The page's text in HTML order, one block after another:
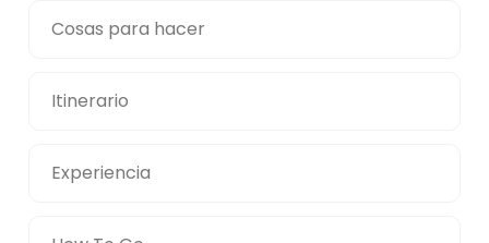
Cosas para hacer
Itinerario
Experiencia